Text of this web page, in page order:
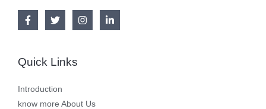
Quick Links
Introduction
know more About Us